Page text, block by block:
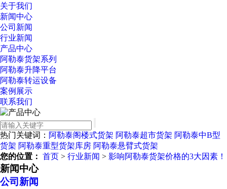
关于我们
新闻中心
公司新闻
行业新闻
产品中心
阿勒泰货架系列
阿勒泰升降平台
阿勒泰转运设备
案例展示
联系我们
热门关键词： 阿勒泰阁楼式货架 阿勒泰超市货架 阿勒泰中B型
货架 阿勒泰重型货架库房 阿勒泰悬臂式货架
您的位置： 首页 > 行业新闻 > 影响阿勒泰货架价格的3大因素！
新闻中心
公司新闻